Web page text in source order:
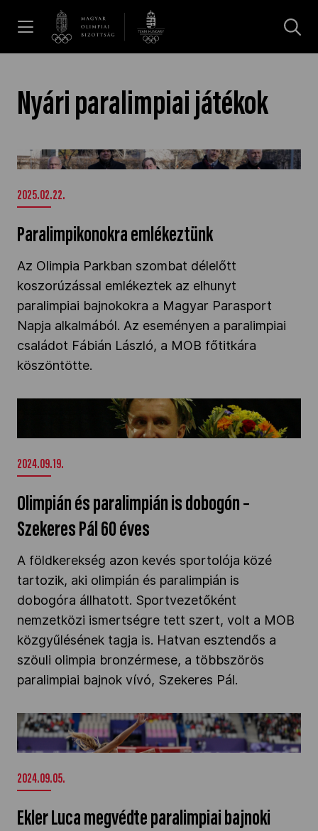
Dakar 2026
Los Angeles 2028
MOB
Kettőskarrier-program
NOB
OVEP
Adatbank
Nyári paralimpiai játékok
Paralimpikonokra emlékeztünk" />
2025.02.22.
Paralimpikonokra emlékeztünk
Az Olimpia Parkban szombat délelőtt
koszorúzással emlékeztek az elhunyt
paralimpiai bajnokokra a Magyar Parasport
Napja alkalmából. Az eseményen a paralimpiai
családot Fábián László, a MOB főtitkára
köszöntötte.
Olimpián és paralimpián is dobogón – Szekeres
2024.09.19.
Olimpián és paralimpián is dobogón –
Szekeres Pál 60 éves
A földkerekség azon kevés sportolója közé
tartozik, aki olimpián és paralimpián is
dobogóra állhatott. Sportvezetőként
nemzetközi ismertségre tett szert, volt a MOB
közgyűlésének tagja is. Hatvan esztendős a
szöuli olimpia bronzérmese, a többszörös
paralimpiai bajnok vívó, Szekeres Pál.
Ekler Luca megvédte paralimpiai bajnoki címét
Párizsban" />
2024.09.05.
Ekler Luca megvédte paralimpiai bajnoki